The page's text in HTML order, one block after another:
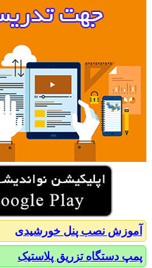
آموزش نصب پنل خورشیدی
پمپ دستگاه تزریق پلاستیک